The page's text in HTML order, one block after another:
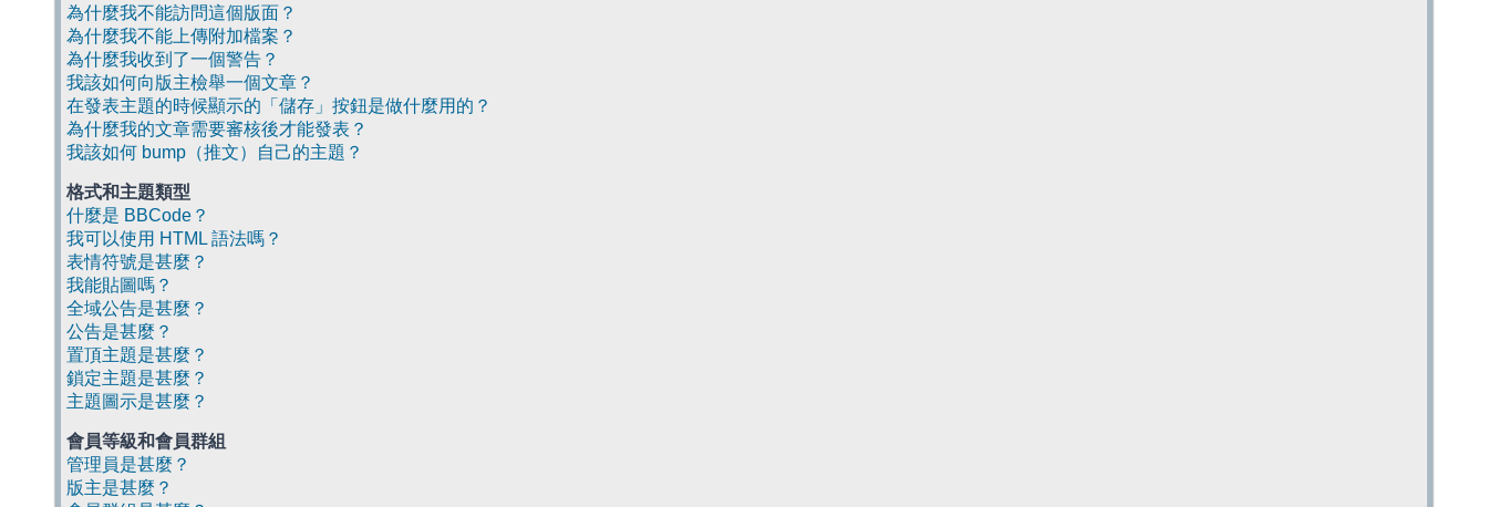
為什麼我不能訪問這個版面？
為什麼我不能上傳附加檔案？
為什麼我收到了一個警告？
我該如何向版主檢舉一個文章？
在發表主題的時候顯示的「儲存」按鈕是做什麼用的？
為什麼我的文章需要審核後才能發表？
我該如何 bump（推文）自己的主題？
格式和主題類型
什麼是 BBCode？
我可以使用 HTML 語法嗎？
表情符號是甚麼？
我能貼圖嗎？
全域公告是甚麼？
公告是甚麼？
置頂主題是甚麼？
鎖定主題是甚麼？
主題圖示是甚麼？
會員等級和會員群組
管理員是甚麼？
版主是甚麼？